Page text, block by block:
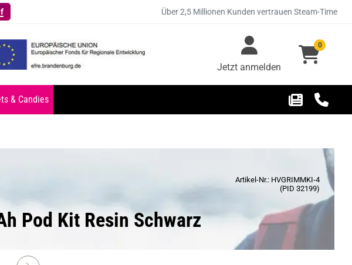
Über 2,5 Millionen Kunden vertrauen Steam-Time
Jetzt anmelden
0
& Candies
Artikel-Nr.: HVGRIMMKI-4
(PID 32199)
Pod Kit Resin Schwarz